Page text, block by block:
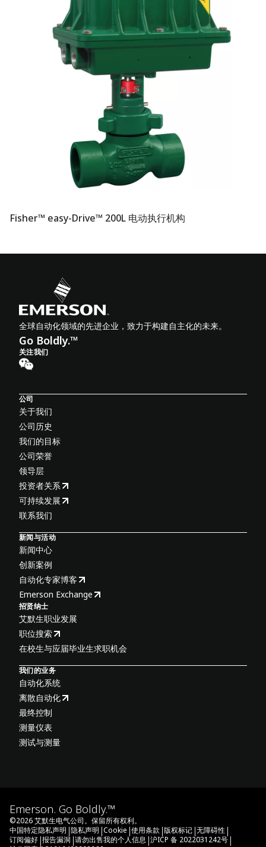
Fisher™ easy-Drive™ 200L 电动执行机构
全球自动化领域的先进企业，致力于构建自主化的未来。
Go Boldly.™
关注我们
公司
关于我们
公司历史
我们的目标
公司荣誉
领导层
投资者关系
可持续发展
联系我们
新闻与活动
新闻中心
创新案例
自动化专家博客
Emerson Exchange
招贤纳士
艾默生职业发展
职位搜索
在校生与应届毕业生求职机会
我们的业务
自动化系统
离散自动化
最终控制
测量仪表
测试与测量
Emerson. Go Boldly.™
©2026艾默生电气公司。保留所有权利。
中国特定隐私声明 |隐私声明 |Cookie |使用条款 |版权标记 |无障碍性 |
订阅偏好 |报告漏洞 |请勿出售我的个人信息 |沪ICP 备 2022031242号 |